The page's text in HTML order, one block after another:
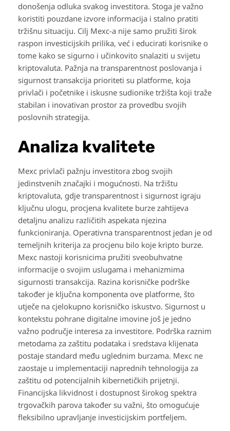
donošenja odluka svakog investitora. Stoga je važno
koristiti pouzdane izvore informacija i stalno pratiti
tržišnu situaciju. Cilj Mexc-a nije samo pružiti širok
raspon investicijskih prilika, već i educirati korisnike o
tome kako se sigurno i učinkovito snalaziti u svijetu
kriptovaluta. Pažnja na transparentnost poslovanja i
sigurnost transakcija prioriteti su platforme, koja
privlači i početnike i iskusne sudionike tržišta koji traže
stabilan i inovativan prostor za provedbu svojih
poslovnih strategija.
Analiza kvalitete
Mexc privlači pažnju investitora zbog svojih
jedinstvenih značajki i mogućnosti. Na tržištu
kriptovaluta, gdje transparentnost i sigurnost igraju
ključnu ulogu, procjena kvalitete burze zahtijeva
detaljnu analizu različitih aspekata njezina
funkcioniranja. Operativna transparentnost jedan je od
temeljnih kriterija za procjenu bilo koje kripto burze.
Mexc nastoji korisnicima pružiti sveobuhvatne
informacije o svojim uslugama i mehanizmima
sigurnosti transakcija. Razina korisničke podrške
također je ključna komponenta ove platforme, što
utječe na cjelokupno korisničko iskustvo. Sigurnost u
kontekstu pohrane digitalne imovine još je jedno
važno područje interesa za investitore. Podrška raznim
metodama za zaštitu podataka i sredstava klijenata
postaje standard među uglednim burzama. Mexc ne
zaostaje u implementaciji naprednih tehnologija za
zaštitu od potencijalnih kibernetičkih prijetnji.
Financijska likvidnost i dostupnost širokog spektra
trgovačkih parova također su važni, što omogućuje
fleksibilno upravljanje investicijskim portfeljem.